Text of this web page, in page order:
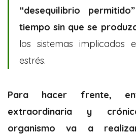
“desequilibrio
tiempo sin que se
los sistemas implicados
estrés.
Para hacer frente,
extraordinaria y
organismo va a